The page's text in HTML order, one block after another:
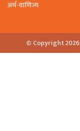
अर्थ-वाणिज्य
© Copyright 2026